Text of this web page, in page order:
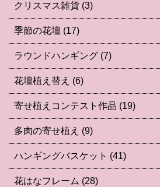
クリスマス雑貨 (3)
季節の花壇 (17)
ラウンドハンギング (7)
花壇植え替え (6)
寄せ植えコンテスト作品 (19)
多肉の寄せ植え (9)
ハンギングバスケット (41)
花はなフレーム (28)